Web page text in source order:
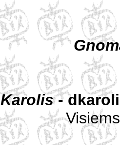
Karolis-